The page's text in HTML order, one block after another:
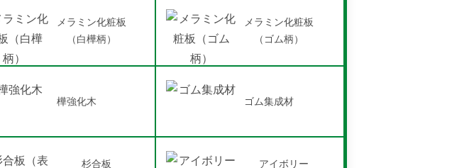
メラミン化粧板
（白樺柄）
メラミン化粧板
（ゴム柄）
樺強化木 ゴム集成材
杉合板
アイボリー